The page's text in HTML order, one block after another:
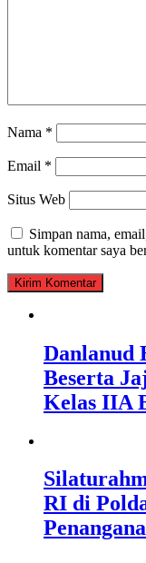
Nama *
Email *
Situs Web
Simpan nama,
untuk komentar saya
Danlanud
Beserta
Kelas IIA
RI di